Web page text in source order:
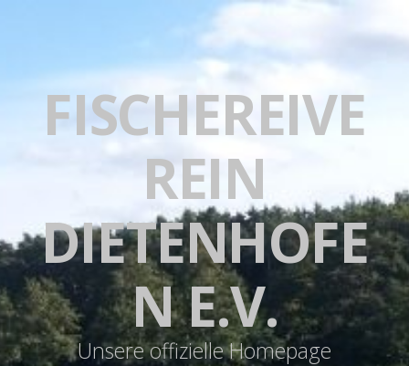
FISCHEREIVE
REIN
DIETENHOFE
N E.V.
Unsere offizielle Homepage